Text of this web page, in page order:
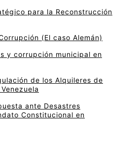
para la Reconstrucción
(El caso Alemán)
y corrupción municipal en
de los Alquileres de
ante Desastres
Constitucional en